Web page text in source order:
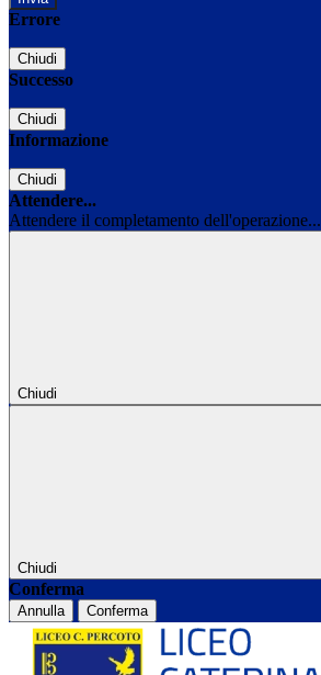
Errore
Chiudi
Successo
Chiudi
Informazione
Chiudi
Attendere...
Attendere il completamento dell'operazione...
Chiudi
Chiudi
Conferma
Annulla Conferma